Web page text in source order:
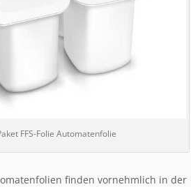
FFS-Folie Automatenfolie
finden vornehmlich in der